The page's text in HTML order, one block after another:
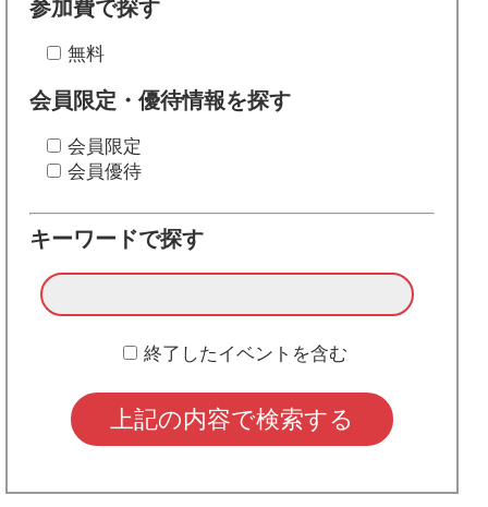
参加費で探す
無料
会員限定・優待情報を探す
会員限定
会員優待
キーワードで探す
終了したイベントを含む